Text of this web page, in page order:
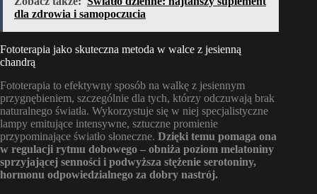
dla zdrowia i samopoczucia
Fototerapia jako skuteczna metoda w walce z jesienną
chandrą
Fototerapia to efektywny sposób na walkę z jesiennym
przygnębieniem, szczególnie dla tych, którzy odczuwają brak
naturalnego światła. Wykorzystuje się w niej specjalistyczne
lampy emitujące intensywne, sztuczne promienie
przypominające światło słoneczne. Dzięki temu pomaga ona
w regulacji rytmu dobowego – obniża poziom melatoniny
sprzyjającej senności i podwyższa stężenie serotoniny,
hormonu odpowiedzialnego za dobry nastrój.